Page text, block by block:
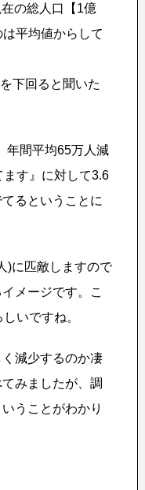
の総人口【1億
平均値からして
下回ると聞いた
年間平均65万人減
す』に対して3.6
るということに
)に匹敵しますので
メージです。こ
いですね。
減少するのか凄
みましたが、調
うことがわかり